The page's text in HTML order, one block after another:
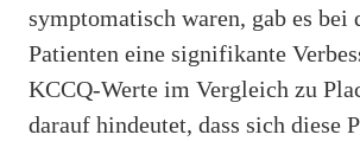
symptomatisch waren, gab es bei
Patienten eine signifikante
KCCQ-Werte im Vergleich zu
darauf hindeutet, dass sich diese